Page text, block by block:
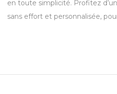
en toute simplicité. Profitez
sans effort et personnalisée,